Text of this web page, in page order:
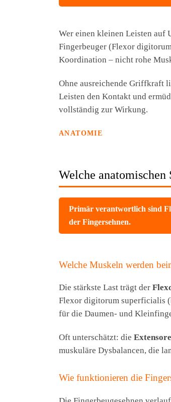
Wer einen kleinen Leisten auf
Fingerbeuger (Flexor
Koordination – nicht rohe
Ohne ausreichende Griffkraft
Leisten den Kontakt und
vollständig zur Wirkung.
ANATOMIE
Welche
Primär verantwortlich sind
der Fingersehnen.
Welche Muskeln werden
Die stärkste Last trägt der
Flexor digitorum superficialis
für die Daumen- und
Oft unterschätzt: die
muskuläre Dysbalancen, die
Wie funktionieren die